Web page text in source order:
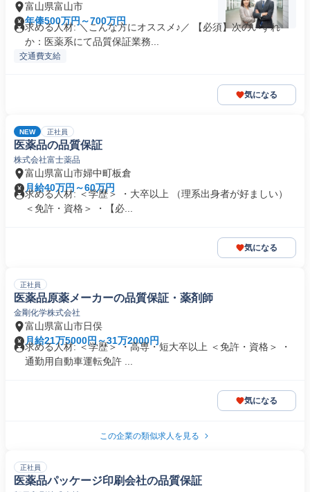
富山県富山市
年俸500万円～700万円
求める人材: ＼こんな方にオススメ♪／ 【必須】次のいずれ
か：医薬系にて品質保証業務...
交通費支給
気になる
NEW 正社員
医薬品の品質保証
株式会社富士薬品
富山県富山市婦中町板倉
月給40万円～60万円
求める人材: ＜学歴＞ ・大卒以上 （理系出身者が好ましい）
＜免許・資格＞ ・【必...
気になる
正社員
医薬品原薬メーカーの品質保証・薬剤師
金剛化学株式会社
富山県富山市日俣
月給21万5000円～31万2000円
求める人材: ＜学歴＞ ・高専・短大卒以上 ＜免許・資格＞ ・
通勤用自動車運転免許 ...
気になる
この企業の類似求人を見る
正社員
医薬品パッケージ印刷会社の品質保証